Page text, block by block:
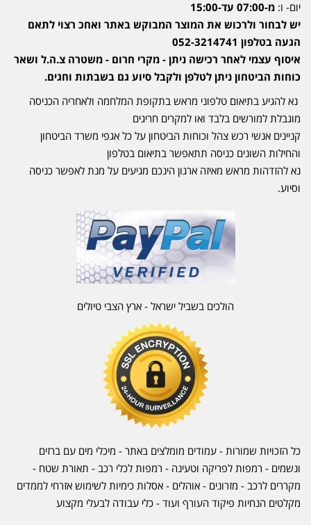
יום- ו: מ-07:00 עד-15:00
יש לבחור ולרכוש את המוצר המבוקש באתר ואחכ רצוי לתאם
הגעה בטלפון 052-3214741
איסוף עצמי לאחר רכישה ניתן - מקרי חרום - משטרה צ.ה.ל ושאר
כוחות הביטחון ניתן לטלפן ולקבל סיוע גם בשבתות וחגים.
נא להגיע בתיאום טלפוני מראש בתקופת המלחמה ולאחריה הכניסה
מוגבלת למורשים בלבד ואו למקרים חריגים
קניינים אנשי רכש צהל וכוחות הביטחון על כל אגפי משרד הביטחון
והחילות השונים כניסה תתאפשר בתיאום בטלפון
נא להזדהות מראש מאיזה ארגון הינכם מגיעים על מנת לאפשר כניסה
וסיוע.
הולכים בשביל ישראל - ארץ הצבי טיולים
כל הזכויות שמורות - עמודים מומלצים באתר - מיכלי מים עם ברזים
ונשמים - רמפות לפריקה וטעינה - רמפות לכלי רכב - תאורת שטח -
מקררים לרכב - מזרונים - אוהלים - אסלות כימיות לשימוש אזרחי לממדים
מקלטים הנחיות פיקוד העורף ועוד - כלי עבודה לבעלי מקצוע